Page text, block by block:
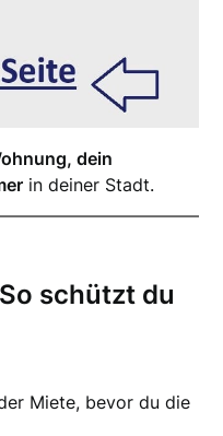
dein
in deiner Stadt.
schützt du
Miete, bevor du die